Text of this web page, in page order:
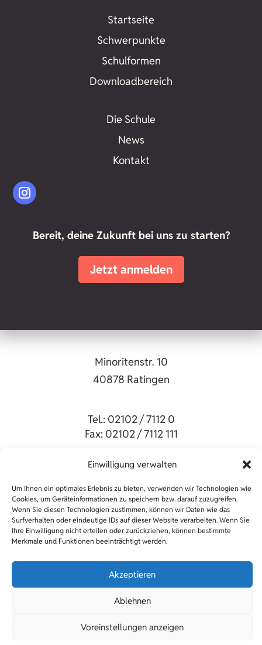
Einwilligung verwalten
Um Ihnen ein optimales Erlebnis zu bieten, verwenden wir Technologien wie
Cookies, um Geräteinformationen zu speichern bzw. darauf zuzugreifen.
Wenn Sie diesen Technologien zustimmen, können wir Daten wie das
Surfverhalten oder eindeutige IDs auf dieser Website verarbeiten. Wenn Sie
Ihre Einwilligung nicht erteilen oder zurückziehen, können bestimmte
Merkmale und Funktionen beeinträchtigt werden.
Akzeptieren
Ablehnen
Voreinstellungen anzeigen
Startseite
Schwerpunkte
Schulformen
Downloadbereich
Die Schule
News
Kontakt
Bereit, deine Zukunft bei uns zu starten?
Jetzt anmelden
Minoritenstr. 10
40878 Ratingen
Tel.: 02102 / 7112 0
Fax: 02102 / 7112 111
Impressum
Datenschutz